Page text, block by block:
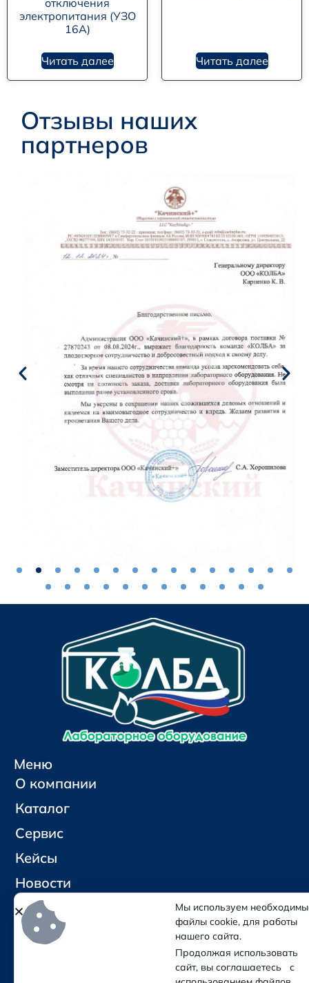
отключения
электропитания (УЗО
16А)
Читать далее Читать далее
Отзывы наших
партнеров
Меню
О компании
Каталог
Сервис
Кейсы
Новости
Контакты
Социальные сети и контакты
Мы используем
файлы cookie, для работы
нашего сайта.
Продолжая использовать
сайт, вы соглашаетесь с